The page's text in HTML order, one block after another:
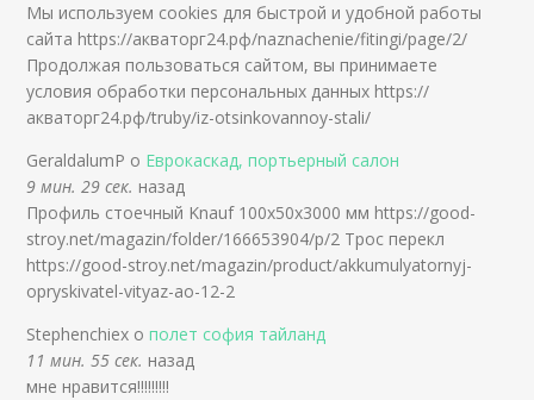
Мы используем cookies для быстрой и удобной работы
сайта https://акваторг24.рф/naznachenie/fitingi/page/2/
Продолжая пользоваться сайтом, вы принимаете
условия обработки персональных данных https://
акваторг24.рф/truby/iz-otsinkovannoy-stali/
GeraldalumP о Еврокаскад, портьерный салон
9 мин. 29 сек. назад
Профиль стоечный Knauf 100х50x3000 мм https://good-
stroy.net/magazin/folder/166653904/p/2 Трос перекл
https://good-stroy.net/magazin/product/akkumulyatornyj-
opryskivatel-vityaz-ao-12-2
Stephenchiex ополет софия тайланд
11 мин. 55 сек. назад
мне нравится!!!!!!!!!